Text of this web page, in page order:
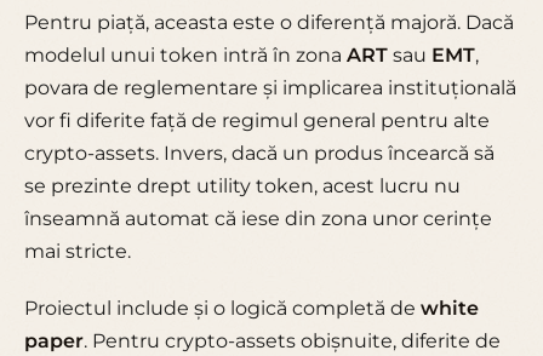
Pentru piață, aceasta este o diferență majoră. Dacă
modelul unui token intră în zona ART sau EMT,
povara de reglementare și implicarea instituțională
vor fi diferite față de regimul general pentru alte
crypto-assets. Invers, dacă un produs încearcă să
se prezinte drept utility token, acest lucru nu
înseamnă automat că iese din zona unor cerințe
mai stricte.
Proiectul include și o logică completă de white
paper. Pentru crypto-assets obișnuite, diferite de